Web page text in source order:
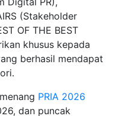
(Stakeholder
OF THE BEST
khusus kepada
berhasil mendapat
PRIA 2026
dan puncak